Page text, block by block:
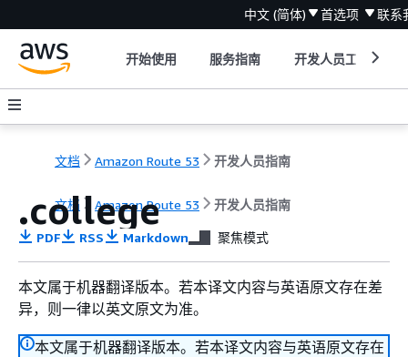
中文 (简体) 首选项 联系
开始使用 服务指南 开发人员工具
文档 Amazon Route 53 开发人员指南
文档 Amazon Route 53 开发人员指南
.college
PDF RSS Markdown 聚焦模式
本文属于机器翻译版本。若本译文内容与英语原文存在差
异，则一律以英文原文为准。
本文属于机器翻译版本。若本译文内容与英语原文存在